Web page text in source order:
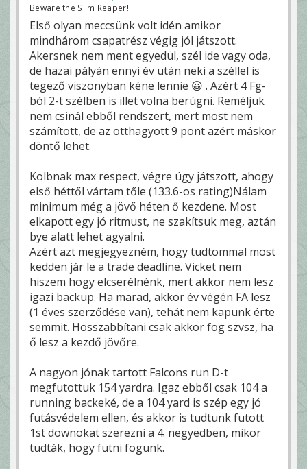
Beware the Slim Reaper!
Első olyan meccsünk volt idén amikor
mindhárom csapatrész végig jól játszott.
Akersnek nem ment egyedül, szél ide vagy oda,
de hazai pályán ennyi év után neki a széllel is
tegező viszonyban kéne lennie 😀 . Azért 4 Fg-
ból 2-t szélben is illet volna berúgni. Reméljük
nem csinál ebből rendszert, mert most nem
számított, de az otthagyott 9 pont azért máskor
döntő lehet.
Kolbnak max respect, végre úgy játszott, ahogy
első héttől vártam tőle (133.6-os rating)Nálam
minimum még a jövő héten ő kezdene. Most
elkapott egy jó ritmust, ne szakítsuk meg, aztán
bye alatt lehet agyalni.
Azért azt megjegyezném, hogy tudtommal most
kedden jár le a trade deadline. Vicket nem
hiszem hogy elcserélnénk, mert akkor nem lesz
igazi backup. Ha marad, akkor év végén FA lesz
(1 éves szerződése van), tehát nem kapunk érte
semmit. Hosszabbítani csak akkor fog szvsz, ha
ő lesz a kezdő jövőre.
A nagyon jónak tartott Falcons run D-t
megfutottuk 154 yardra. Igaz ebből csak 104 a
running backeké, de a 104 yard is szép egy jó
futásvédelem ellen, és akkor is tudtunk futott
1st downokat szerezni a 4. negyedben, mikor
tudták, hogy futni fogunk.